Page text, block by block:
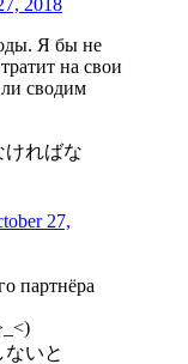
Я бы не
на свои
сводим
ければな
27,
партнёра
いと